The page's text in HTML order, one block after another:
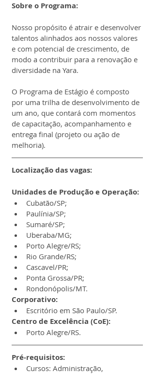
Sobre o Programa:
Nosso propósito é atrair e desenvolver
talentos alinhados aos nossos valores
e com potencial de crescimento, de
modo a contribuir para a renovação e
diversidade na Yara.
O Programa de Estágio é composto
por uma trilha de desenvolvimento de
um ano, que contará com momentos
de capacitação, acompanhamento e
entrega final (projeto ou ação de
melhoria).
Localização das vagas:
Unidades de Produção e Operação:
Cubatão/SP;
Paulínia/SP;
Sumaré/SP;
Uberaba/MG;
Porto Alegre/RS;
Rio Grande/RS;
Cascavel/PR;
Ponta Grossa/PR;
Rondonópolis/MT.
Corporativo:
Escritório em São Paulo/SP.
Centro de Excelência (CoE):
Porto Alegre/RS.
Pré-requisitos:
Cursos: Administração,